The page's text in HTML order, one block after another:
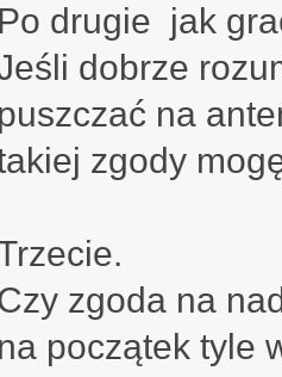
Po drugie jak
dobrze
puszczać na
zgody
zgoda na
na początek tyle